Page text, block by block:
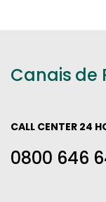
Canais de
CALL CENTER 24
0800 646